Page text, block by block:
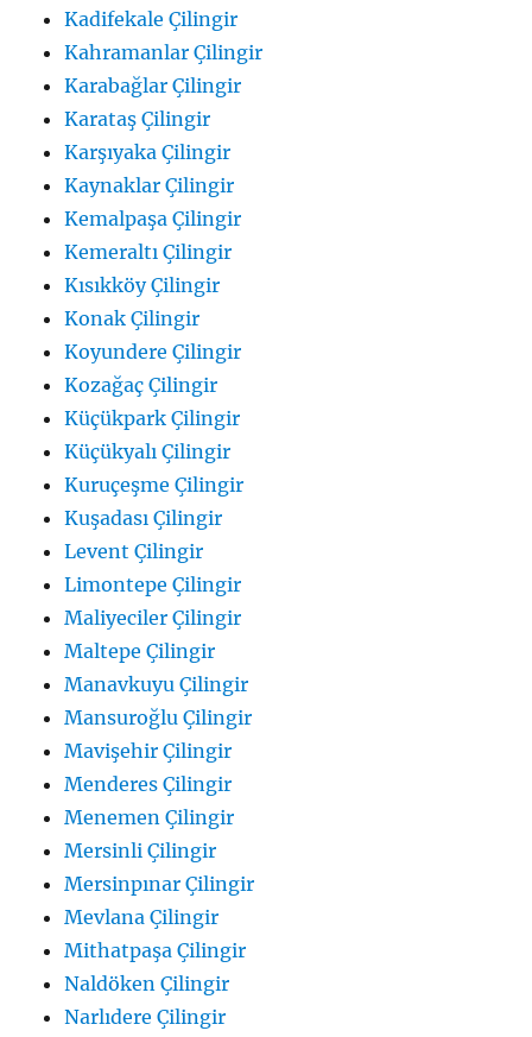
Kadifekale Çilingir
Kahramanlar Çilingir
Karabağlar Çilingir
Karataş Çilingir
Karşıyaka Çilingir
Kaynaklar Çilingir
Kemalpaşa Çilingir
Kemeraltı Çilingir
Kısıkköy Çilingir
Konak Çilingir
Koyundere Çilingir
Kozağaç Çilingir
Küçükpark Çilingir
Küçükyalı Çilingir
Kuruçeşme Çilingir
Kuşadası Çilingir
Levent Çilingir
Limontepe Çilingir
Maliyeciler Çilingir
Maltepe Çilingir
Manavkuyu Çilingir
Mansuroğlu Çilingir
Mavişehir Çilingir
Menderes Çilingir
Menemen Çilingir
Mersinli Çilingir
Mersinpınar Çilingir
Mevlana Çilingir
Mithatpaşa Çilingir
Naldöken Çilingir
Narlıdere Çilingir